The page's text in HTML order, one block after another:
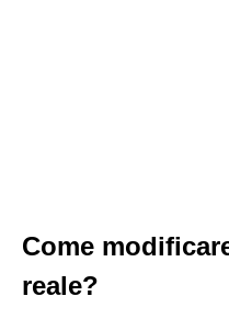
Come
reale?